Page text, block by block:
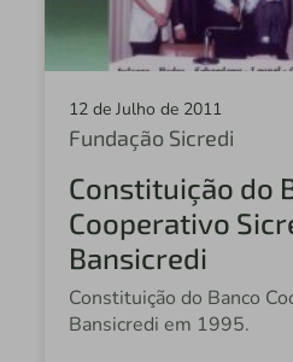
12 de Julho de 2011
Fundação Sicredi
Constituição do
Cooperativo
Bansicredi
Constituição do Banco
Bansicredi em 1995.